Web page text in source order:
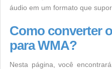
áudio em um formato que
Como converter
para WMA?
Nesta página, você